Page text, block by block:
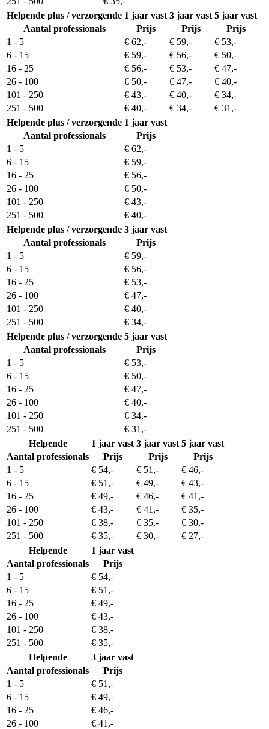
Helpende plus / verzorgende 1 jaar vast 3 jaar vast 5 jaar vast
Aantal professionals
Prijs Prijs
Prijs
1 - 5
€ 62,- € 59,-
€ 53,-
6 - 15
€ 59,- € 56,-
€ 50,-
16 - 25
€ 56,- € 53,-
€ 47,-
26 - 100
€ 50,- € 47,-
€ 40,-
101 - 250
€ 43,- € 40,-
€ 34,-
251 - 500
€ 40,- € 34,-
€ 31,-
Helpende plus / verzorgende 1 jaar vast
Aantal professionals
Prijs
1 - 5
€ 62,-
6 - 15
€ 59,-
16 - 25
€ 56,-
26 - 100
€ 50,-
101 - 250
€ 43,-
251 - 500
€ 40,-
Helpende plus / verzorgende 3 jaar vast
Aantal professionals
Prijs
1 - 5
€ 59,-
6 - 15
€ 56,-
16 - 25
€ 53,-
26 - 100
€ 47,-
101 - 250
€ 40,-
251 - 500
€ 34,-
Helpende plus / verzorgende 5 jaar vast
Aantal professionals
Prijs
1 - 5
€ 53,-
6 - 15
€ 50,-
16 - 25
€ 47,-
26 - 100
€ 40,-
101 - 250
€ 34,-
251 - 500
€ 31,-
Helpende
1 jaar vast 3 jaar vast 5 jaar vast
Aantal professionals
Prijs Prijs
Prijs
1 - 5
€ 54,- € 51,-
€ 46,-
6 - 15
€ 51,- € 49,-
€ 43,-
16 - 25
€ 49,- € 46,-
€ 41,-
26 - 100
€ 43,- € 41,-
€ 35,-
101 - 250
€ 38,- € 35,-
€ 30,-
251 - 500
€ 35,- € 30,-
€ 27,-
Helpende
1 jaar vast
Aantal professionals
Prijs
1 - 5
€ 54,-
6 - 15
€ 51,-
16 - 25
€ 49,-
26 - 100
€ 43,-
101 - 250
€ 38,-
251 - 500
€ 35,-
Helpende
3 jaar vast
Aantal professionals
Prijs
1 - 5
€ 51,-
6 - 15
€ 49,-
16 - 25
€ 46,-
26 - 100
€ 41,-